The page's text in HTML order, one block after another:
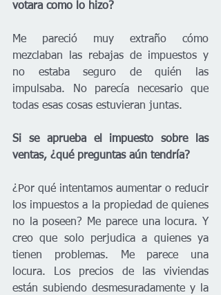
votara como lo hizo?
Me pareció muy extraño cómo
mezclaban las rebajas de impuestos y
no estaba seguro de quién las
impulsaba. No parecía necesario que
todas esas cosas estuvieran juntas.
Si se aprueba el impuesto sobre las
ventas, ¿qué preguntas aún tendría?
¿Por qué intentamos aumentar o reducir
los impuestos a la propiedad de quienes
no la poseen? Me parece una locura. Y
creo que solo perjudica a quienes ya
tienen problemas. Me parece una
locura. Los precios de las viviendas
están subiendo desmesuradamente y la